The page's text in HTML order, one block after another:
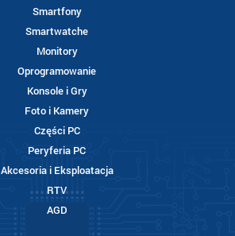
Smartfony
Smartwatche
Monitory
Oprogramowanie
Konsole i Gry
Foto i Kamery
Części PC
Peryferia PC
Akcesoria i Eksploatacja
RTV
AGD